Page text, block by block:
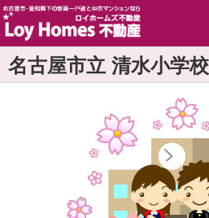
名古屋市立 清水小学校